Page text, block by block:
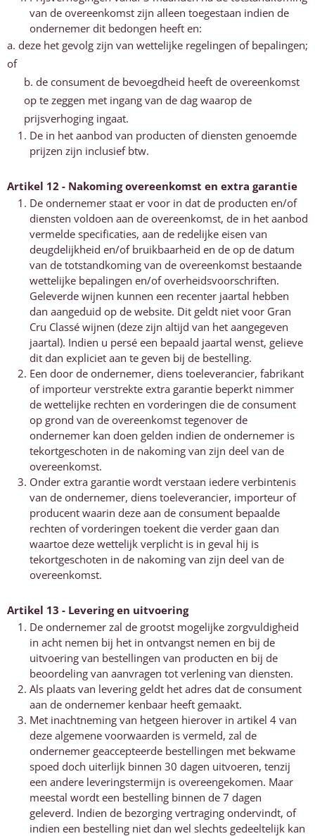
van de overeenkomst zijn alleen toegestaan indien de
ondernemer dit bedongen heeft en:
a. deze het gevolg zijn van wettelijke regelingen of bepalingen;
of
b. de consument de bevoegdheid heeft de overeenkomst
op te zeggen met ingang van de dag waarop de
prijsverhoging ingaat.
De in het aanbod van producten of diensten genoemde
prijzen zijn inclusief btw.
Artikel 12 - Nakoming overeenkomst en extra garantie
De ondernemer staat er voor in dat de producten en/of
diensten voldoen aan de overeenkomst, de in het aanbod
vermelde specificaties, aan de redelijke eisen van
deugdelijkheid en/of bruikbaarheid en de op de datum
van de totstandkoming van de overeenkomst bestaande
wettelijke bepalingen en/of overheidsvoorschriften.
Geleverde wijnen kunnen een recenter jaartal hebben
dan aangeduid op de website. Dit geldt niet voor Gran
Cru Classé wijnen (deze zijn altijd van het aangegeven
jaartal). Indien u persé een bepaald jaartal wenst, gelieve
dit dan expliciet aan te geven bij de bestelling.
Een door de ondernemer, diens toeleverancier, fabrikant
of importeur verstrekte extra garantie beperkt nimmer
de wettelijke rechten en vorderingen die de consument
op grond van de overeenkomst tegenover de
ondernemer kan doen gelden indien de ondernemer is
tekortgeschoten in de nakoming van zijn deel van de
overeenkomst.
Onder extra garantie wordt verstaan iedere verbintenis
van de ondernemer, diens toeleverancier, importeur of
producent waarin deze aan de consument bepaalde
rechten of vorderingen toekent die verder gaan dan
waartoe deze wettelijk verplicht is in geval hij is
tekortgeschoten in de nakoming van zijn deel van de
overeenkomst.
Artikel 13 - Levering en uitvoering
De ondernemer zal de grootst mogelijke zorgvuldigheid
in acht nemen bij het in ontvangst nemen en bij de
uitvoering van bestellingen van producten en bij de
beoordeling van aanvragen tot verlening van diensten.
Als plaats van levering geldt het adres dat de consument
aan de ondernemer kenbaar heeft gemaakt.
Met inachtneming van hetgeen hierover in artikel 4 van
deze algemene voorwaarden is vermeld, zal de
ondernemer geaccepteerde bestellingen met bekwame
spoed doch uiterlijk binnen 30 dagen uitvoeren, tenzij
een andere leveringstermijn is overeengekomen. Maar
meestal wordt een bestelling binnen de 7 dagen
geleverd. Indien de bezorging vertraging ondervindt, of
indien een bestelling niet dan wel slechts gedeeltelijk kan